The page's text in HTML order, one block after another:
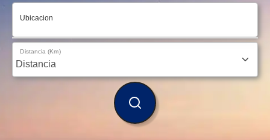
Ubicacion
Distancia (Km)
BUSCAR